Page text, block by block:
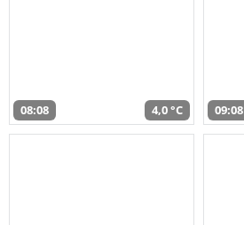
08:08 4,0 °C 09:08